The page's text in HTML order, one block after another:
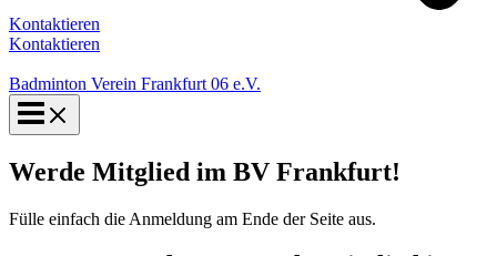
Kontaktieren
Kontaktieren
Badminton Verein Frankfurt 06 e.V.
Werde Mitglied im BV Frankfurt!
Fülle einfach die Anmeldung am Ende der Seite aus.